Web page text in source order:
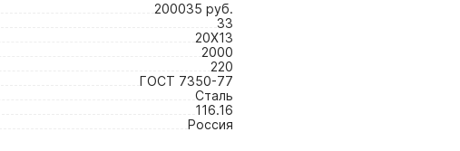
200035 руб.
33
20Х13
2000
220
ГОСТ 7350-77
Сталь
116.16
Россия